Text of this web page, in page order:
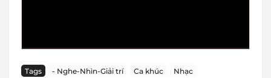
Tags - Nghe-Nhìn-Giải trí Ca khúc
Nhạc